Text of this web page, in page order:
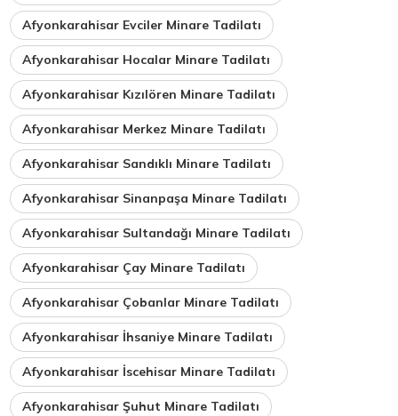
Afyonkarahisar Evciler Minare Tadilatı
Afyonkarahisar Hocalar Minare Tadilatı
Afyonkarahisar Kızılören Minare Tadilatı
Afyonkarahisar Merkez Minare Tadilatı
Afyonkarahisar Sandıklı Minare Tadilatı
Afyonkarahisar Sinanpaşa Minare Tadilatı
Afyonkarahisar Sultandağı Minare Tadilatı
Afyonkarahisar Çay Minare Tadilatı
Afyonkarahisar Çobanlar Minare Tadilatı
Afyonkarahisar İhsaniye Minare Tadilatı
Afyonkarahisar İscehisar Minare Tadilatı
Afyonkarahisar Şuhut Minare Tadilatı